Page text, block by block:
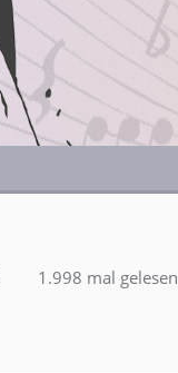
1.998 mal gelesen